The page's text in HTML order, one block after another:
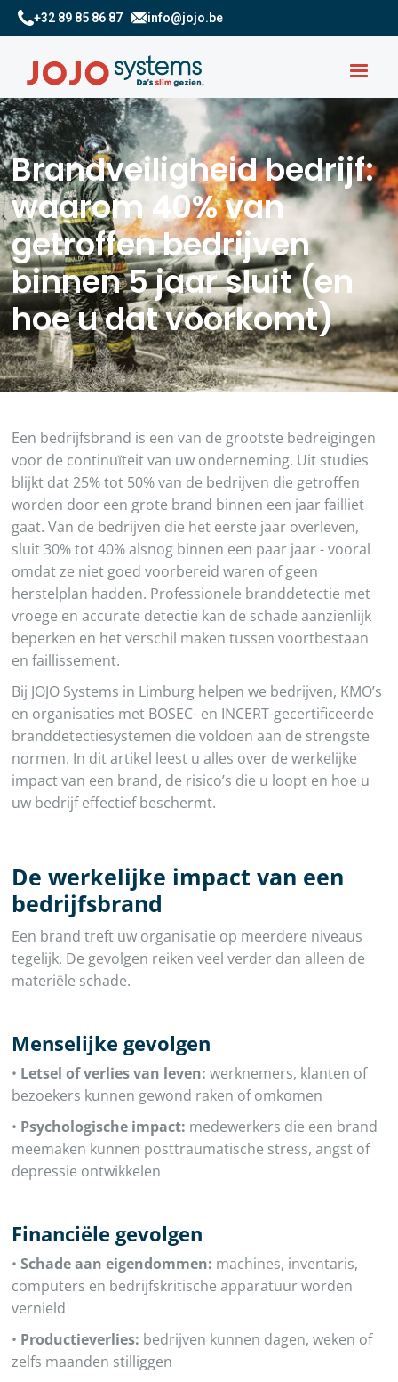
+32 89 85 86 87 info@jojo.be
Brandveiligheid bedrijf:
waarom 40% van
getroffen bedrijven
binnen 5 jaar sluit (en
hoe u dat voorkomt)
Een bedrijfsbrand is een van de grootste bedreigingen
voor de continuïteit van uw onderneming. Uit studies
blijkt dat 25% tot 50% van de bedrijven die getroffen
worden door een grote brand binnen een jaar failliet
gaat. Van de bedrijven die het eerste jaar overleven,
sluit 30% tot 40% alsnog binnen een paar jaar - vooral
omdat ze niet goed voorbereid waren of geen
herstelplan hadden. Professionele branddetectie met
vroege en accurate detectie kan de schade aanzienlijk
beperken en het verschil maken tussen voortbestaan
en faillissement.
Bij JOJO Systems in Limburg helpen we bedrijven, KMO’s
en organisaties met BOSEC- en INCERT-gecertificeerde
branddetectiesystemen die voldoen aan de strengste
normen. In dit artikel leest u alles over de werkelijke
impact van een brand, de risico’s die u loopt en hoe u
uw bedrijf effectief beschermt.
De werkelijke impact van een
bedrijfsbrand
Een brand treft uw organisatie op meerdere niveaus
tegelijk. De gevolgen reiken veel verder dan alleen de
materiële schade.
Menselijke gevolgen
• Letsel of verlies van leven:werknemers, klanten of
bezoekers kunnen gewond raken of omkomen
• Psychologische impact: medewerkers die een brand
meemaken kunnen posttraumatische stress, angst of
depressie ontwikkelen
Financiële gevolgen
•Schade aan eigendommen: machines, inventaris,
computers en bedrijfskritische apparatuur worden
vernield
• Productieverlies: bedrijven kunnen dagen, weken of
zelfs maanden stilliggen